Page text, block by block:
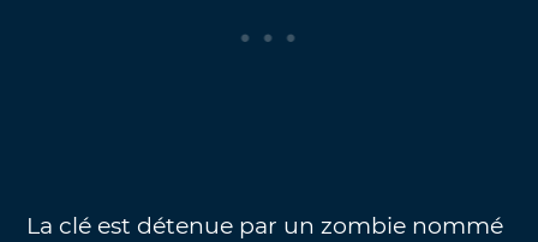
La clé est détenue par un zombie nommé